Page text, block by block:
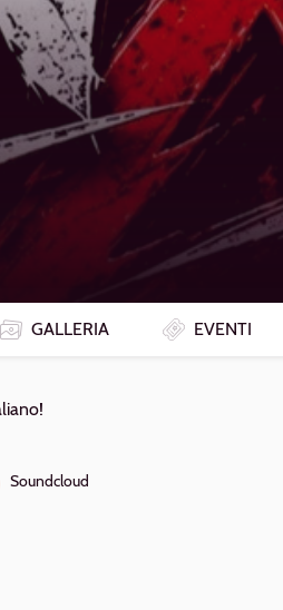
GALLERIA EVENTI
Soundcloud